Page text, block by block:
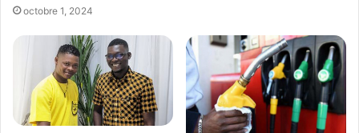
octobre 1, 2024